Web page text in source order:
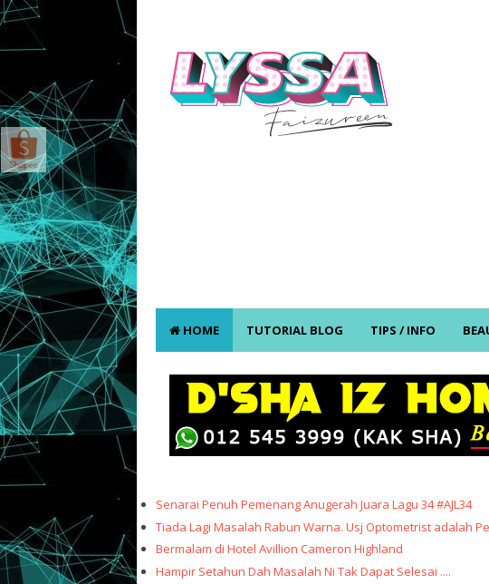
HOME TUTORIAL BLOG TIPS / INFO
Senarai Penuh Pemenang Anugerah Juara Lagu 34 #AJL34
Tiada Lagi Masalah Rabun Warna. Usj Optometrist adalah
Bermalam di Hotel Avillion Cameron Highland
Hampir Setahun Dah Masalah Ni Tak Dapat Selesai ....